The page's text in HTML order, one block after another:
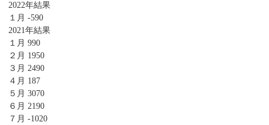
2022年結果
１月 -590
2021年結果
１月 990
２月 1950
３月 2490
４月 187
５月 3070
６月 2190
７月 -1020